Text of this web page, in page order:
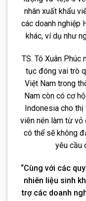
nhân xuất khẩu
các doanh nghiệp
khác, ví dụ như
TS. Tô Xuân
tục đóng vai trò
Việt Nam trong
Nam còn có cơ
Indonesia cho thị
viên nén làm từ
có thể sẽ không
yêu cầu
“Cùng với các
nhiên liệu sinh
trợ các doanh